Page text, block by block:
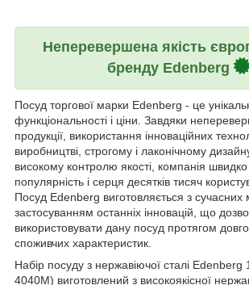
Неперевершена якість
бренду Edenberg
Посуд торгової марки Edenberg - це
функціональності і ціни. Завдяки
продукції, використання інноваційних
виробництві, строгому і лаконічному
високому контролю якості, компанія
популярність і серця десятків тисяч
Посуд Edenberg виготовляється з сучасних
застосуванням останніх інновацій, що
використовувати дану посуд протягом
споживчих характеристик.
Набір посуду з нержавіючої сталі Edenberg
4040M) виготовлений з високоякісної